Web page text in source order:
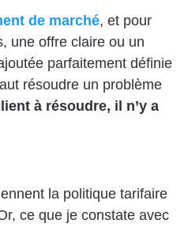
de marché, et pour
une offre claire ou un
parfaitement définie
résoudre un problème
à résoudre, il n’y a
la politique tarifaire
ce que je constate avec